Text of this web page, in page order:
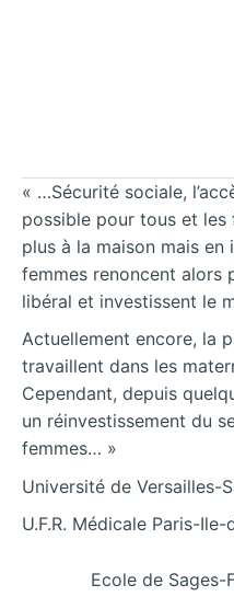
« …Sécurité sociale,
possible pour tous et les
plus à la maison mais
femmes renoncent alors
libéral et investissent le
Actuellement encore, la
travaillent dans les
Cependant, depuis
un réinvestissement du
femmes… »
Université de Versailles-
U.F.R. Médicale Paris-
Ecole de Sages-